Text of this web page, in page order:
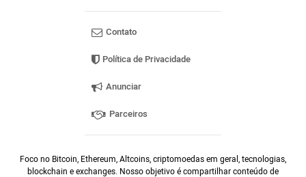
Contato
Política de Privacidade
Anunciar
Parceiros
Foco no Bitcoin, Ethereum, Altcoins, criptomoedas em geral, tecnologias,
blockchain e exchanges. Nosso objetivo é compartilhar conteúdo de